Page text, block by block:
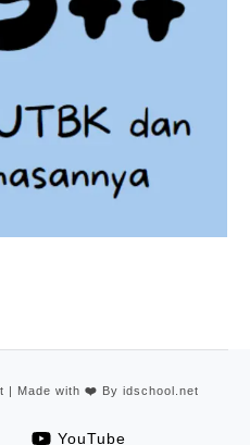
| Made with ❤️ By idschool.net
YouTube